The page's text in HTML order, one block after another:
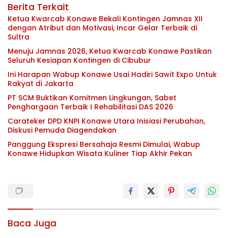
Berita Terkait
Ketua Kwarcab Konawe Bekali Kontingen Jamnas XII
dengan Atribut dan Motivasi, Incar Gelar Terbaik di
Sultra
Menuju Jamnas 2026, Ketua Kwarcab Konawe Pastikan
Seluruh Kesiapan Kontingen di Cibubur
Ini Harapan Wabup Konawe Usai Hadiri Sawit Expo Untuk
Rakyat di Jakarta
PT SCM Buktikan Komitmen Lingkungan, Sabet
Penghargaan Terbaik I Rehabilitasi DAS 2026
Carateker DPD KNPI Konawe Utara Inisiasi Perubahan,
Diskusi Pemuda Diagendakan
Panggung Ekspresi Bersahaja Resmi Dimulai, Wabup
Konawe Hidupkan Wisata Kuliner Tiap Akhir Pekan
Baca Juga